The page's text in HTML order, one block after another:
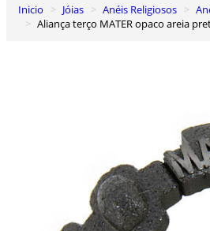
0
Carrinho de Compras
Inicio Jóias Anéis Religiosos
Aliança terço MATER opaco areia